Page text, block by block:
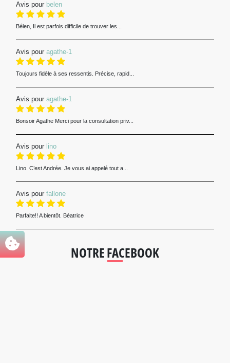
Avis pour belen
Bélen, Il est parfois difficile de trouver les...
Avis pour agathe-1
Toujours fidèle à ses ressentis. Précise, rapid...
Avis pour agathe-1
Bonsoir Agathe Merci pour la consultation priv...
Avis pour lino
Lino. C’est Andrée. Je vous ai appelé tout a...
Avis pour fallone
Parfaite!! A bientôt. Béatrice
NOTRE FACEBOOK